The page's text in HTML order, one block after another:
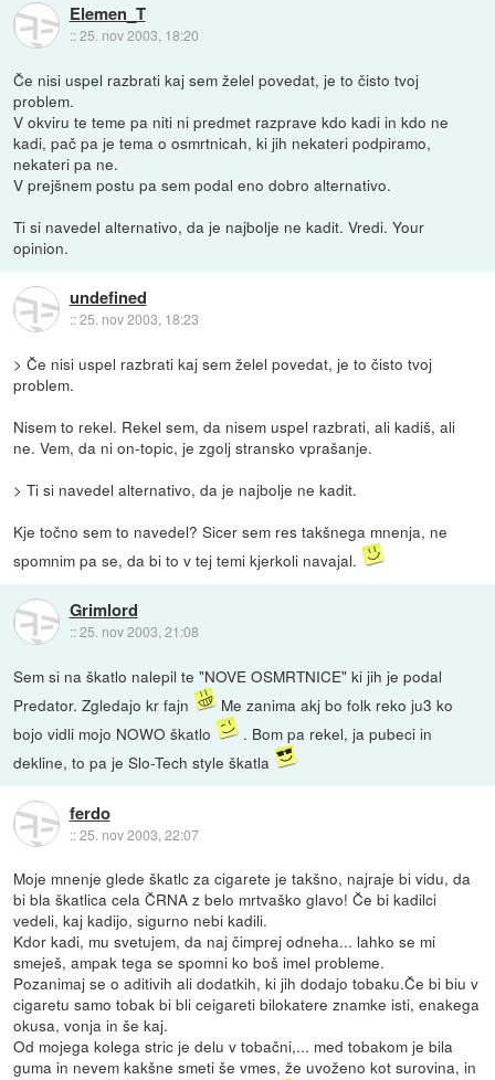
Elemen_T
::25. nov 2003, 18:20
Če nisi uspel razbrati kaj sem želel povedat, je to čisto tvoj
problem.
V okviru te teme pa niti ni predmet razprave kdo kadi in kdo ne
kadi, pač pa je tema o osmrtnicah, ki jih nekateri podpiramo,
nekateri pa ne.
V prejšnem postu pa sem podal eno dobro alternativo.
Ti si navedel alternativo, da je najbolje ne kadit. Vredi. Your
opinion.
undefined
::25. nov 2003, 18:23
> Če nisi uspel razbrati kaj sem želel povedat, je to čisto tvoj
problem.
Nisem to rekel. Rekel sem, da nisem uspel razbrati, ali kadiš, ali
ne. Vem, da ni on-topic, je zgolj stransko vprašanje.
> Ti si navedel alternativo, da je najbolje ne kadit.
Kje točno sem to navedel? Sicer sem res takšnega mnenja, ne
spomnim pa se, da bi to v tej temi kjerkoli navajal.
Grimlord
::25. nov 2003, 21:08
Sem si na škatlo nalepil te "NOVE OSMRTNICE" ki jih je podal
Predator. Zgledajo kr fajn
Me zanima akj bo folk reko ju3 ko
bojo vidli mojo NOWO škatlo
. Bom pa rekel, ja pubeci in
dekline, to pa je Slo-Tech style škatla
ferdo
::25. nov 2003, 22:07
Moje mnenje glede škatlc za cigarete je takšno, najraje bi vidu, da
bi bla škatlica cela ČRNA z belo mrtvaško glavo! Če bi kadilci
vedeli, kaj kadijo, sigurno nebi kadili.
Kdor kadi, mu svetujem, da naj čimprej odneha... lahko se mi
smeješ, ampak tega se spomni ko boš imel probleme.
Pozanimaj se o aditivih ali dodatkih, ki jih dodajo tobaku.Če bi biu v
cigaretu samo tobak bi bli ceigareti bilokatere znamke isti, enakega
okusa, vonja in še kaj.
Od mojega kolega stric je delu v tobačni,... med tobakom je bila
guma in nevem kakšne smeti še vmes, že uvoženo kot surovina, in